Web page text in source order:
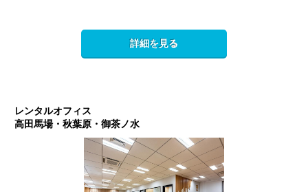
詳細を見る
レンタルオフィス
高田馬場・秋葉原・御茶ノ水